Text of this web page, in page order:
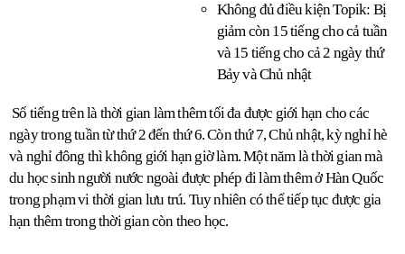
Không đủ điều kiện Topik: Bị
giảm còn 15 tiếng cho cả tuần
và 15 tiếng cho cả 2 ngày thứ
Bảy và Chủ nhật
ngày trong tuần từ thứ 2 đến thứ 6. Còn thứ 7, Chủ nhật, kỳ nghỉ hè
và nghỉ đông thì không giới hạn giờ làm. Một năm là thời gian mà
du học sinh người nước ngoài được phép đi làm thêm ở Hàn Quốc
trong phạm vi thời gian lưu trú. Tuy nhiên có thể tiếp tục được gia
hạn thêm trong thời gian còn theo học.